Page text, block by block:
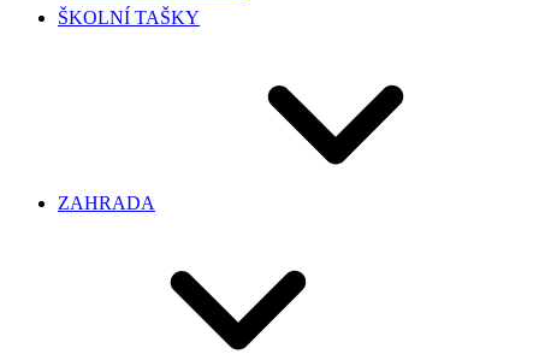
ŠKOLNÍ TAŠKY
ZAHRADA